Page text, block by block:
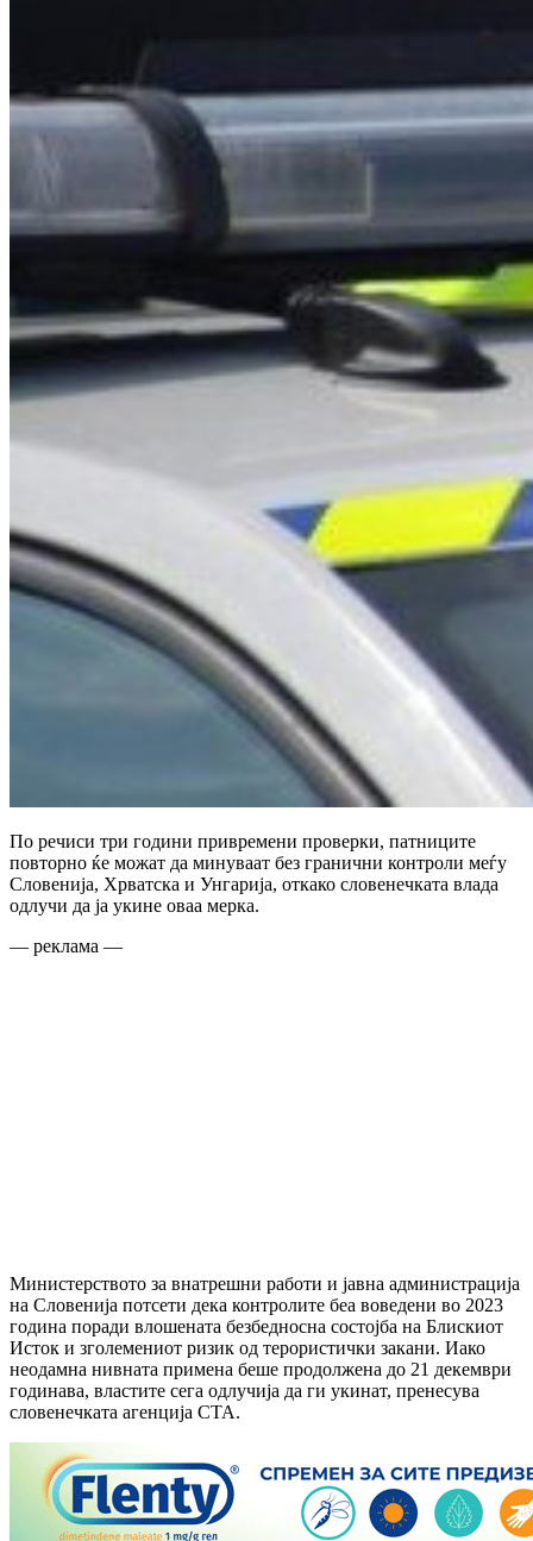
По речиси три години привремени проверки, патниците
повторно ќе можат да минуваат без гранични контроли меѓу
Словенија, Хрватска и Унгарија, откако словенечката влада
одлучи да ја укине оваа мерка.
— реклама —
Министерството за внатрешни работи и јавна администрација
на Словенија потсети дека контролите беа воведени во 2023
година поради влошената безбедносна состојба на Блискиот
Исток и зголемениот ризик од терористички закани. Иако
неодамна нивната примена беше продолжена до 21 декември
годинава, властите сега одлучија да ги укинат, пренесува
словенечката агенција СТА.